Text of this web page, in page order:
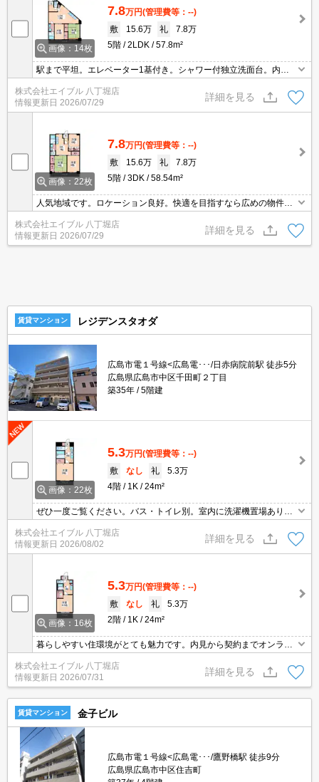
画像：14枚
7.8万円(管理費等：--)
敷
15.6万 礼
7.8万
5階
2LDK 57.8m²
駅まで平坦。エレベーター1基付き。シャワー付独立洗面台。内見
株式会社エイブル 八丁堀店
情報更新日 2026/07/29
詳細を見る
画像：22枚
7.8万円(管理費等：--)
敷
15.6万 礼
7.8万
5階
3DK 58.54m²
人気地域です。ロケーション良好。快適を目指すなら広めの物件。
株式会社エイブル 八丁堀店
情報更新日 2026/07/29
詳細を見る
賃貸マンション レジデンスタオダ
広島市電１号線<広島電･･･/日赤病院前駅 徒歩5分
広島県広島市中区千田町２丁目
築35年
5階建
画像：22枚
5.3万円(管理費等：--)
敷
なし 礼
5.3万
4階
1K 24m²
ぜひ一度ご覧ください。バス・トイレ別。室内に洗濯機置場あり。
引越指定業者あり。初期費用カード払い可。
株式会社エイブル 八丁堀店
情報更新日 2026/08/02
詳細を見る
画像：16枚
5.3万円(管理費等：--)
敷
なし 礼
5.3万
2階
1K 24m²
暮らしやすい住環境がとても魅力です。内見から契約までオンライ
可。店長のイチ押し物件、お薦めです。内見から契約までオンライ
ンで対応可能です。
株式会社エイブル 八丁堀店
情報更新日 2026/07/31
詳細を見る
賃貸マンション 金子ビル
広島市電１号線<広島電･･･/鷹野橋駅 徒歩9分
広島県広島市中区住吉町